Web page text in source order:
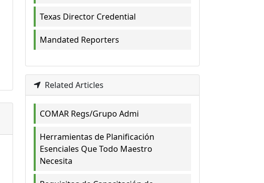
Texas Director Credential
Mandated Reporters
Related Articles
COMAR Regs/Grupo Admi
Herramientas de Planificación
Esenciales Que Todo Maestro
Necesita